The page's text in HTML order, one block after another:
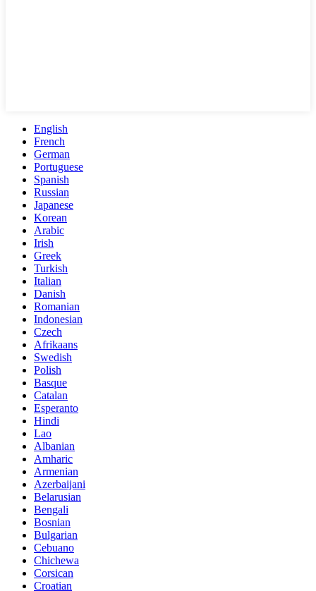
English
French
German
Portuguese
Spanish
Russian
Japanese
Korean
Arabic
Irish
Greek
Turkish
Italian
Danish
Romanian
Indonesian
Czech
Afrikaans
Swedish
Polish
Basque
Catalan
Esperanto
Hindi
Lao
Albanian
Amharic
Armenian
Azerbaijani
Belarusian
Bengali
Bosnian
Bulgarian
Cebuano
Chichewa
Corsican
Croatian